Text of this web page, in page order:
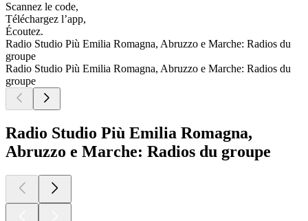
Scannez le code,
Téléchargez l’app,
Écoutez.
Radio Studio Più Emilia Romagna, Abruzzo e Marche: Radios du
groupe
Radio Studio Più Emilia Romagna, Abruzzo e Marche: Radios du
groupe
Radio Studio Più Emilia Romagna,
Abruzzo e Marche: Radios du groupe